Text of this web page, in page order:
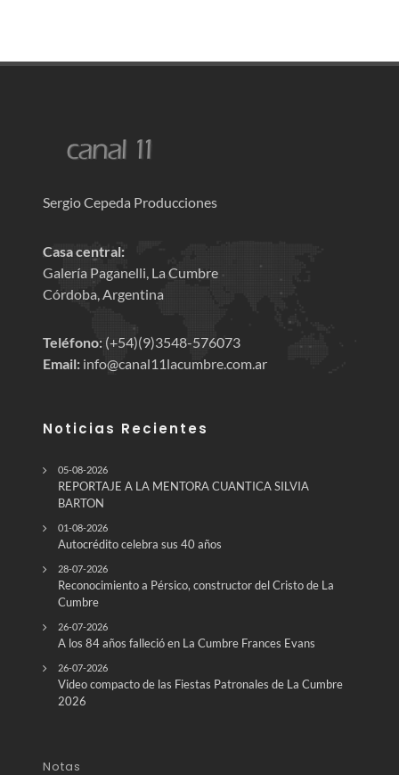
Sergio Cepeda Producciones
Casa central:
Galería Paganelli, La Cumbre
Córdoba, Argentina
Teléfono: (+54)(9)3548-576073
Email: info@canal11lacumbre.com.ar
Noticias Recientes
05-08-2026
REPORTAJE A LA MENTORA CUANTICA SILVIA
BARTON
01-08-2026
Autocrédito celebra sus 40 años
28-07-2026
Reconocimiento a Pérsico, constructor del Cristo de La
Cumbre
26-07-2026
A los 84 años falleció en La Cumbre Frances Evans
26-07-2026
Video compacto de las Fiestas Patronales de La Cumbre
2026
Notas